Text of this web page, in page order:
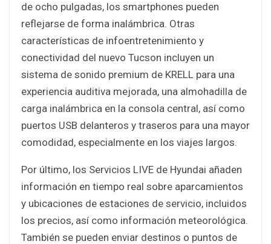
de ocho pulgadas, los smartphones pueden
reflejarse de forma inalámbrica. Otras
características de infoentretenimiento y
conectividad del nuevo Tucson incluyen un
sistema de sonido premium de KRELL para una
experiencia auditiva mejorada, una almohadilla de
carga inalámbrica en la consola central, así como
puertos USB delanteros y traseros para una mayor
comodidad, especialmente en los viajes largos.
Por último, los Servicios LIVE de Hyundai añaden
información en tiempo real sobre aparcamientos
y ubicaciones de estaciones de servicio, incluidos
los precios, así como información meteorológica.
También se pueden enviar destinos o puntos de